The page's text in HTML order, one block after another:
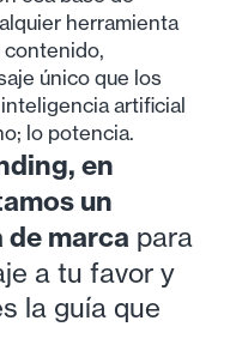
herramienta
contenido,
único que los
artificial
lo potencia.
en
un
marca para
a tu favor y
la guía que